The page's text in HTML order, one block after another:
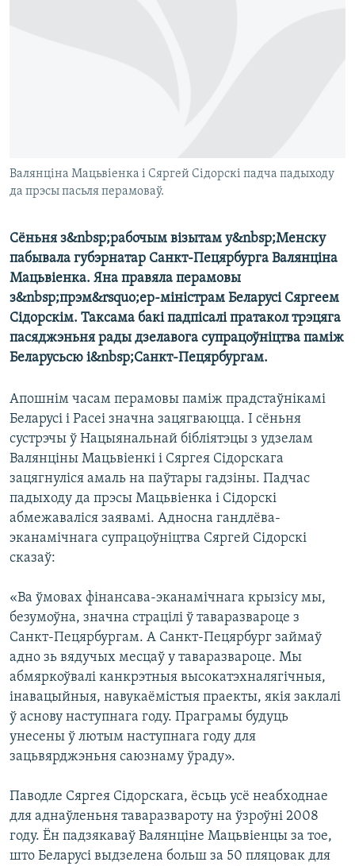
Валянціна Мацьвіенка і Сяргей Сідорскі падча падыходу
да прэсы пасьля перамоваў.
Сёньня з&nbsp;рабочым візытам у&nbsp;Менску
пабывала губэрнатар Санкт-Пецярбурга Валянціна
Мацьвіенка. Яна правяла перамовы
з&nbsp;прэм&rsquo;ер-міністрам Беларусі Сяргеем
Сідорскім. Таксама бакі падпісалі пратакол трэцяга
пасяджэньня рады дзелавога супрацоўніцтва паміж
Беларусьсю і&nbsp;Санкт-Пецярбургам.
Апошнім часам перамовы паміж прадстаўнікамі
Беларусі і Расеі значна зацягваюцца. І сёньня
сустрэчы ў Нацыянальнай бібліятэцы з удзелам
Валянціны Мацьвіенкі і Сяргея Сідорскага
зацягнуліся амаль на паўтары гадзіны. Падчас
падыходу да прэсы Мацьвіенка і Сідорскі
абмежаваліся заявамі. Адносна гандлёва-
эканамічнага супрацоўніцтва Сяргей Сідорскі
сказаў:
«Ва ўмовах фінансава-эканамічнага крызісу мы,
безумоўна, значна страцілі ў таваразвароце з
Санкт-Пецярбургам. А Санкт-Пецярбург займаў
адно зь вядучых месцаў у таваразвароце. Мы
абмяркоўвалі канкрэтныя высокатэхналягічныя,
інавацыйныя, навукаёмістыя праекты, якія заклалі
ў аснову наступнага году. Праграмы будуць
унесены ў лютым наступнага году для
зацьвярджэньня саюзнаму ўраду».
Паводле Сяргея Сідорскага, ёсьць усё неабходнае
для аднаўленьня таваразвароту на ўзроўні 2008
году. Ён падзякаваў Валянціне Мацьвіенцы за тое,
што Беларусі выдзелена больш за 50 пляцовак для